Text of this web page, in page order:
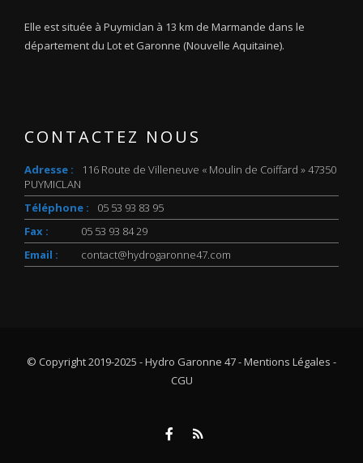
Elle est située à Puymiclan à 13 km de Marmande dans le
département du Lot et Garonne (Nouvelle Aquitaine).
CONTACTEZ NOUS
Adresse :
116 Route de Villeneuve « Moulin de Coiffard » 47350
PUYMICLAN
Téléphone :
05 53 93 83 95
Fax :
05 53 93 84 29
Email :
contact@hydrogaronne47.com
© Copyright 2019-2025 - Hydro Garonne 47 -Mentions Légales -
CGU